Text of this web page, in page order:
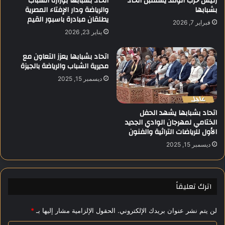
ب
ع
ي
ض
ا
ن
ا
ل
ن
ي
ل
و
إ
ل
ج
و
ا
ل
ش
ع
ب
بشبابها
فبراير 7, 2026
والرياضة ودار الإفتاء المصرية
يطلقان مبادرة باسبور القيم
يناير 23, 2026
اتحاد بشبابها يشهد الحفل
الختامي لمهرجان الوادي الجديد
الأول للرياضات التراثية والفنون
ديسمبر 15, 2025
اتحاد بشبابها يعزز التعاون مع
مديرية الشباب والرياضة بالجيزة
ديسمبر 15, 2025
اترك تعليقاً
لن يتم نشر عنوان بريدك الإلكتروني. الحقول الإلزامية مشار إليها بـ *